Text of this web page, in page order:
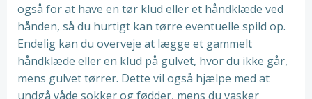
også for at have en tør klud eller et håndklæde ved
hånden, så du hurtigt kan tørre eventuelle spild op.
Endelig kan du overveje at lægge et gammelt
håndklæde eller en klud på gulvet, hvor du ikke går,
mens gulvet tørrer. Dette vil også hjælpe med at
undgå våde sokker og fødder, mens du vasker